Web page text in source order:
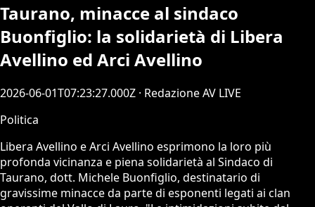
Taurano, minacce al sindaco
Buonfiglio: la solidarietà di Libera
Avellino ed Arci Avellino
2026-06-01T07:23:27.000Z · Redazione AV LIVE
Politica
Libera Avellino e Arci Avellino esprimono la loro più
profonda vicinanza e piena solidarietà al Sindaco di
Taurano, dott. Michele Buonfiglio, destinatario di
gravissime minacce da parte di esponenti legati ai clan